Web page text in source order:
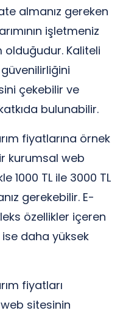
almanız gereken
işletmeniz
olduğudur. Kaliteli
çekebilir ve
bulunabilir.
fiyatlarına örnek
kurumsal web
1000 TL ile 3000 TL
gerekebilir. E-
özellikler içeren
daha yüksek
fiyatları
sitesinin